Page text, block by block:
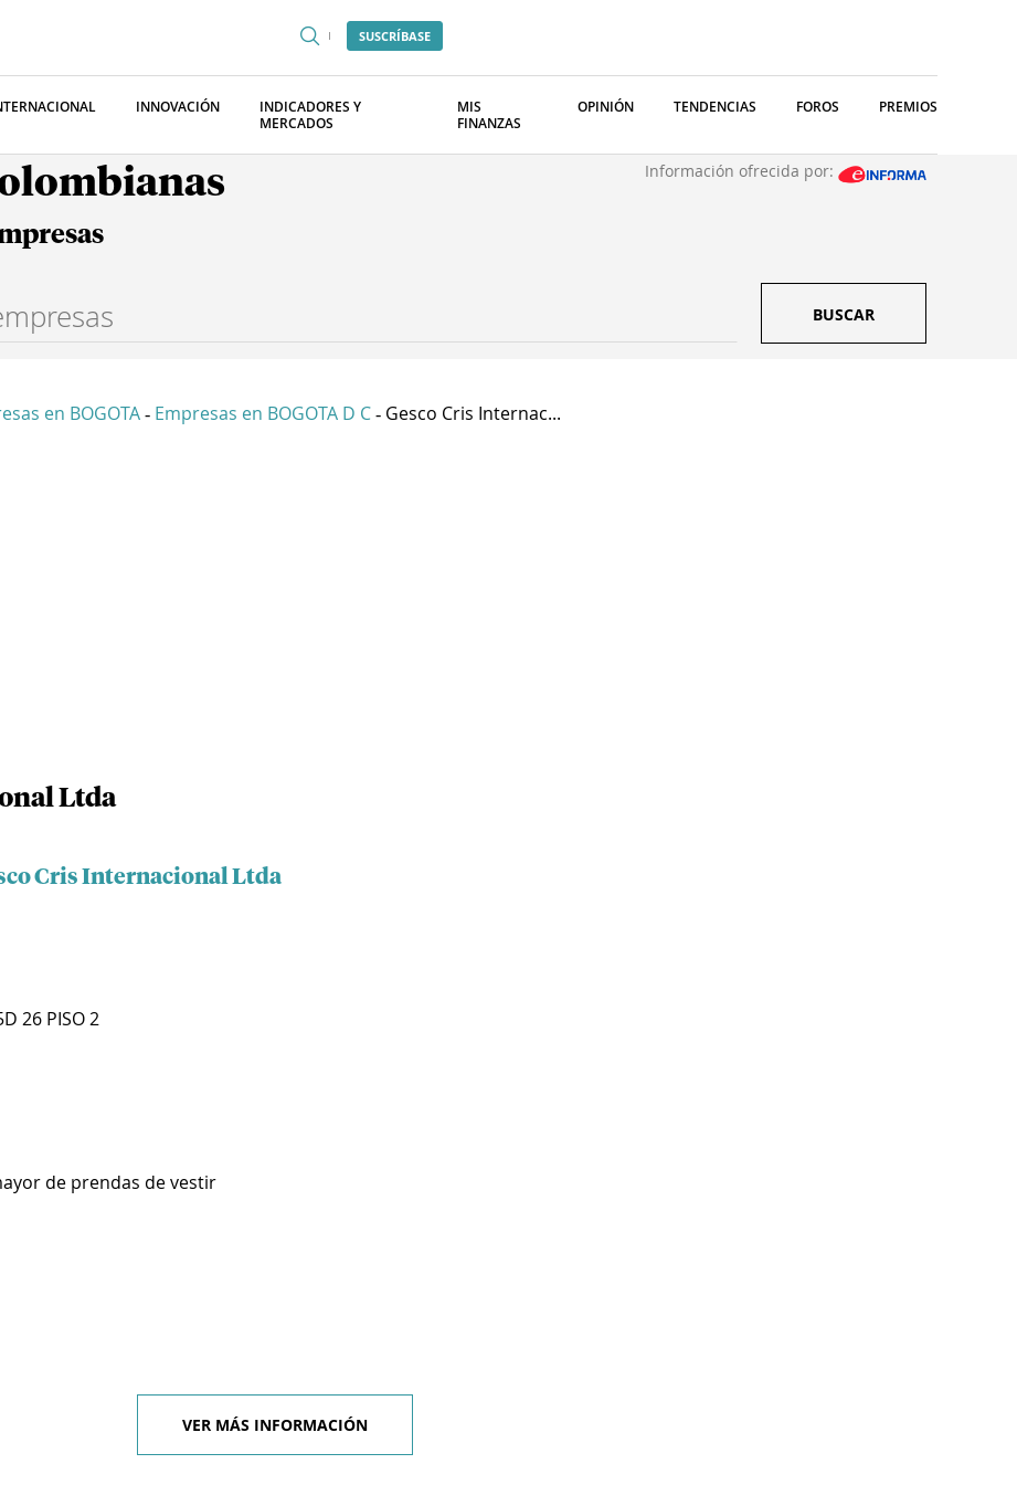
SUSCRÍBASE
INNOVACIÓN
INDICADORES Y
MERCADOS
MIS
FINANZAS
OPINIÓN TENDENCIAS FOROS PREMIOS
Información ofrecida por:
BUSCAR
en BOGOTA - Empresas en BOGOTA D C - Gesco Cris Internac...
Ltda
Cris Internacional Ltda
26 PISO 2
de prendas de vestir
VER MÁS INFORMACIÓN